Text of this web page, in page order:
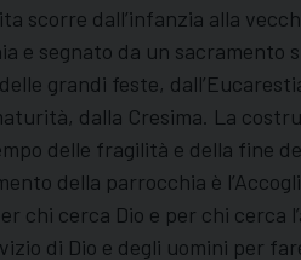
scorre dall’infanzia alla
e segnato da un sacramento
grandi feste,
dalla Cresima. La
delle fragilità e della fine
della parrocchia è
chi cerca Dio e per chi
di Dio e degli uomini per